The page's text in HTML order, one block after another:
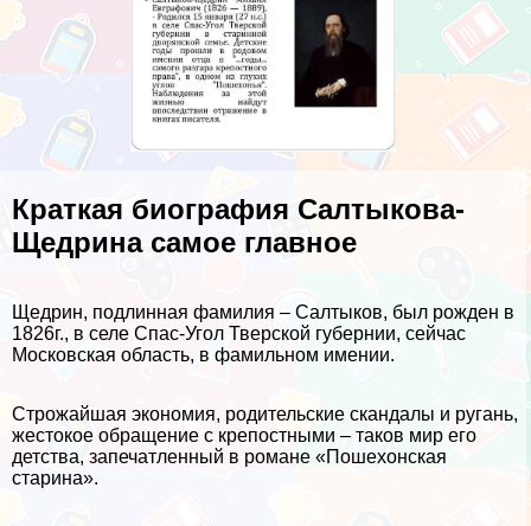
Краткая биография Салтыкова-
Щедрина самое главное
Щедрин, подлинная фамилия – Салтыков, был рожден в
1826г., в селе Спас-Угол Тверской губернии, сейчас
Московская область, в фамильном имении.
Строжайшая экономия, родительские скандалы и ругань,
жестокое обращение с крепостными – таков мир его
детства, запечатленный в романе «Пошехонская
старина».